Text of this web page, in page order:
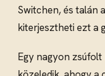
Switchen, és talán
kiterjesztheti ezt a
Egy nagyon